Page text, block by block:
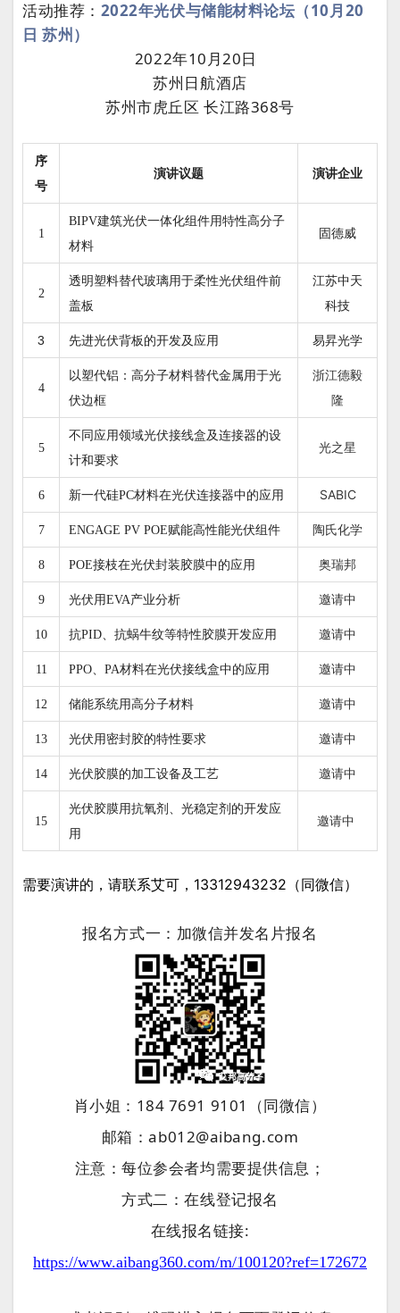
活动推荐： 2022年光伏与储能材料论坛（10月20
日 苏州）
2022年10月20日
苏州日航酒店
苏州市虎丘区 长江路368号
序
号
演讲议题 演讲企业
1
BIPV建筑光伏一体化组件用特性高分子
材料
固德威
2
透明塑料替代玻璃用于柔性光伏组件前
盖板
江苏中天
科技
3 先进光伏背板的开发及应用 易昇光学
4
以塑代铝：高分子材料替代金属用于光
伏边框
浙江德毅
隆
5
不同应用领域光伏接线盒及连接器的设
计和要求
光之星
6 新一代硅PC材料在光伏连接器中的应用 SABIC
7 ENGAGE PV POE赋能高性能光伏组件 陶氏化学
8 POE接枝在光伏封装胶膜中的应用 奥瑞邦
9 光伏用EVA产业分析 邀请中
10 抗PID、抗蜗牛纹等特性胶膜开发应用 邀请中
11 PPO、PA材料在光伏接线盒中的应用 邀请中
12 储能系统用高分子材料 邀请中
13 光伏用密封胶的特性要求 邀请中
14 光伏胶膜的加工设备及工艺 邀请中
15
光伏胶膜用抗氧剂、光稳定剂的开发应
用
邀请中
需要演讲的，请联系艾可，13312943232（同微信）
报名方式一：加微信并发名片报名
肖小姐：184 7691 9101（同微信）
邮箱：ab012@aibang.com
注意：每位参会者均需要提供信息；
方式二：在线登记报名
在线报名链接:
https://www.aibang360.com/m/100120?ref=172672